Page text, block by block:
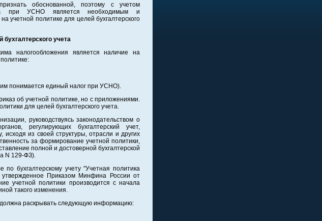
обоснованной, поэтому с учетом
при УСНО является необходимым и
учетной политике для целей бухгалтерского
бухгалтерского учета
налогообложения является наличие на
понимается единый налог при УСНО).
об учетной политике, но с приложениями.
для целей бухгалтерского учета.
руководствуясь законодательством о
регулирующих бухгалтерский учет,
из своей структуры, отрасли и других
за формирование учетной политики,
полной и достоверной бухгалтерской
N 129-ФЗ).
бухгалтерскому учету "Учетная политика
Приказом Минфина России от
учетной политики производится с начала
такого изменения.
должна раскрывать следующую информацию: